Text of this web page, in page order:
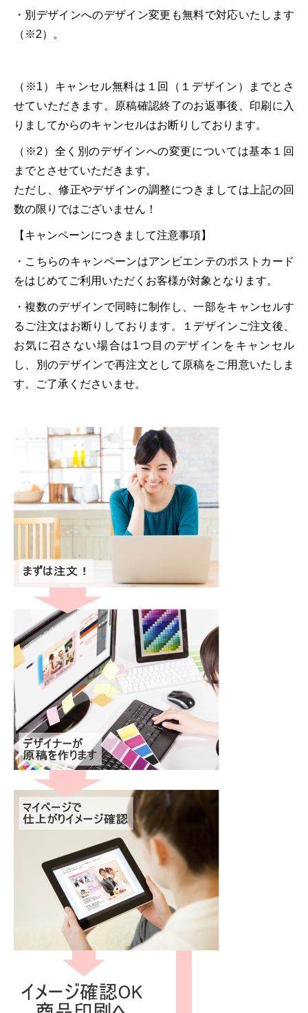
・別デザインへのデザイン変更も無料で対応いたします
（※2）。
（※1）キャンセル無料は１回（１デザイン）までとさ
せていただきます。原稿確認終了のお返事後、印刷に入
りましてからのキャンセルはお断りしております。
（※2）全く別のデザインへの変更については基本１回
までとさせていただきます。
ただし、修正やデザインの調整につきましては上記の回
数の限りではございません！
【キャンペーンにつきまして注意事項】
・こちらのキャンペーンはアンビエンテのポストカード
をはじめてご利用いただくお客様が対象となります。
・複数のデザインで同時に制作し、一部をキャンセルす
るご注文はお断りしております。１デザインご注文後、
お気に召さない場合は1つ目のデザインをキャンセル
し、別のデザインで再注文として原稿をご用意いたしま
す。ご了承くださいませ。